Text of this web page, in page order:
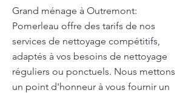
Grand ménage à Outremont:
Pomerleau offre des tarifs de nos
services de nettoyage compétitifs,
adaptés à vos besoins de nettoyage
réguliers ou ponctuels. Nous mettons
un point d'honneur à vous fournir un